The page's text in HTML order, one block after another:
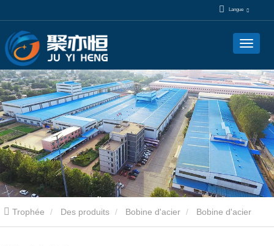
Langue
Trophée Des produits Bobine d'acier